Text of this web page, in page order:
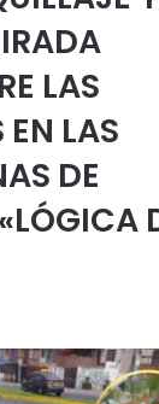
LAS
LAS
DE